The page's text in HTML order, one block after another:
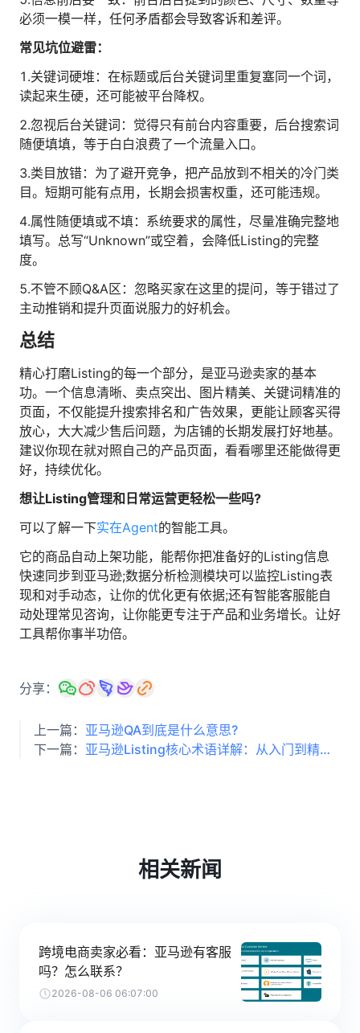
必须一模一样，任何矛盾都会导致客诉和差评。
常见坑位避雷：
1.关键词硬堆：在标题或后台关键词里重复塞同一个词，
读起来生硬，还可能被平台降权。
2.忽视后台关键词：觉得只有前台内容重要，后台搜索词
随便填填，等于白白浪费了一个流量入口。
3.类目放错：为了避开竞争，把产品放到不相关的冷门类
目。短期可能有点用，长期会损害权重，还可能违规。
4.属性随便填或不填：系统要求的属性，尽量准确完整地
填写。总写“Unknown”或空着，会降低Listing的完整
度。
5.不管不顾Q&A区：忽略买家在这里的提问，等于错过了
主动推销和提升页面说服力的好机会。
总结
精心打磨Listing的每一个部分，是亚马逊卖家的基本
功。一个信息清晰、卖点突出、图片精美、关键词精准的
页面，不仅能提升搜索排名和广告效果，更能让顾客买得
放心，大大减少售后问题，为店铺的长期发展打好地基。
建议你现在就对照自己的产品页面，看看哪里还能做得更
好，持续优化。
想让Listing管理和日常运营更轻松一些吗?
可以了解一下实在Agent的智能工具。
它的商品自动上架功能，能帮你把准备好的Listing信息
快速同步到亚马逊;数据分析检测模块可以监控Listing表
现和对手动态，让你的优化更有依据;还有智能客服能自
动处理常见咨询，让你能更专注于产品和业务增长。让好
工具帮你事半功倍。
分享：
上一篇： 亚马逊QA到底是什么意思?
下一篇：
亚马逊Listing核心术语详解：从入门到精通的卖家必备指南
相关新闻
跨境电商卖家必看：亚马逊有客服
吗？怎么联系？
2026-08-06 06:07:00